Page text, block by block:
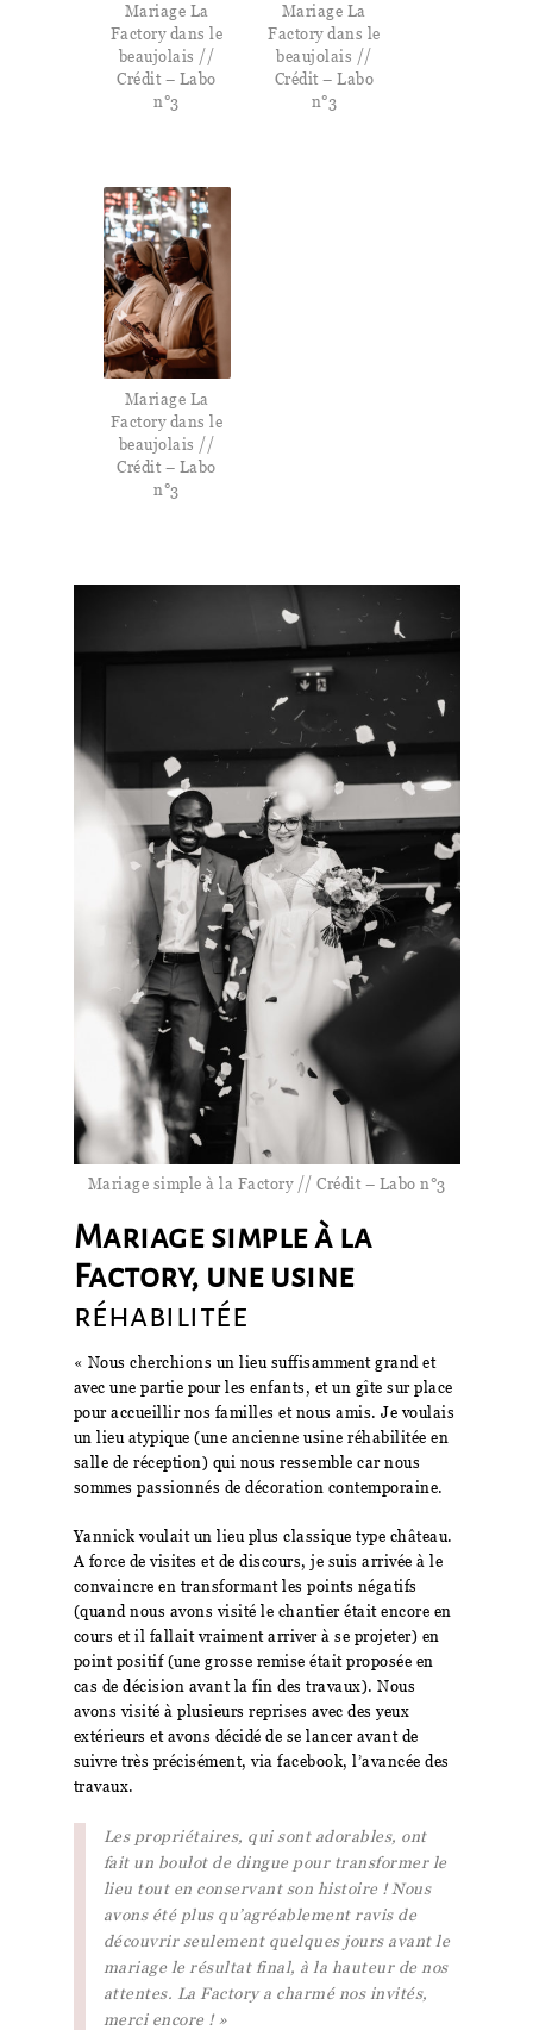
Mariage La
Factory dans le
beaujolais //
Crédit – Labo
n°3
Mariage La
Factory dans le
beaujolais //
Crédit – Labo
n°3
Mariage La
Factory dans le
beaujolais //
Crédit – Labo
n°3
Mariage simple à la Factory // Crédit – Labo n°3
Mariage simple à la
Factory, une usine
réhabilitée
« Nous cherchions un lieu suffisamment grand et
avec une partie pour les enfants, et un gîte sur place
pour accueillir nos familles et nous amis. Je voulais
un lieu atypique (une ancienne usine réhabilitée en
salle de réception) qui nous ressemble car nous
sommes passionnés de décoration contemporaine.
Yannick voulait un lieu plus classique type château.
A force de visites et de discours, je suis arrivée à le
convaincre en transformant les points négatifs
(quand nous avons visité le chantier était encore en
cours et il fallait vraiment arriver à se projeter) en
point positif (une grosse remise était proposée en
cas de décision avant la fin des travaux). Nous
avons visité à plusieurs reprises avec des yeux
extérieurs et avons décidé de se lancer avant de
suivre très précisément, via facebook, l’avancée des
travaux.
Les propriétaires, qui sont adorables, ont
fait un boulot de dingue pour transformer le
lieu tout en conservant son histoire ! Nous
avons été plus qu’agréablement ravis de
découvrir seulement quelques jours avant le
mariage le résultat final, à la hauteur de nos
attentes. La Factory a charmé nos invités,
merci encore ! »